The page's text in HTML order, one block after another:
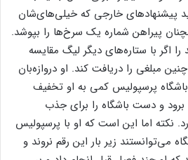
پیشنهادهای خارجی که خیلی‌های‌شان
پیراهن شماره یک سرخ‌ها را بپوشد.
را اگر با ستاره‌های دیگر لیگ مقایسه
مبلغی را دریافت کند. او دروازه‌بان
پرسپولیس کمی به او تخفیف
برود و دست باشگاه را برای جذب
نکته اما این است که او با پرسپولیس
می‌توانستند زیر بار این رقم نروند و